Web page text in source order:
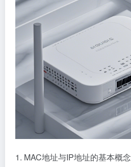
1. MAC地址与IP地址的基本概念